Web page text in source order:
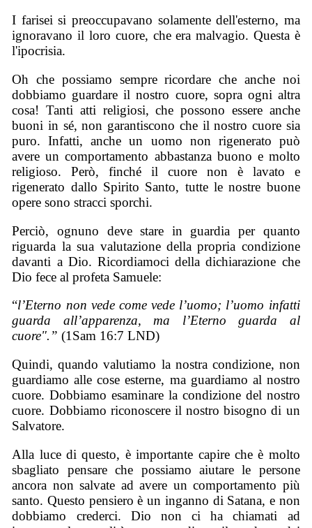
I farisei si preoccupavano solamente dell'esterno, ma
ignoravano il loro cuore, che era malvagio. Questa è
l'ipocrisia.
Oh che possiamo sempre ricordare che anche noi
dobbiamo guardare il nostro cuore, sopra ogni altra
cosa! Tanti atti religiosi, che possono essere anche
buoni in sé, non garantiscono che il nostro cuore sia
puro. Infatti, anche un uomo non rigenerato può
avere un comportamento abbastanza buono e molto
religioso. Però, finché il cuore non è lavato e
rigenerato dallo Spirito Santo, tutte le nostre buone
opere sono stracci sporchi.
Perciò, ognuno deve stare in guardia per quanto
riguarda la sua valutazione della propria condizione
davanti a Dio. Ricordiamoci della dichiarazione che
Dio fece al profeta Samuele:
“l’Eterno non vede come vede l’uomo; l’uomo infatti
guarda all’apparenza, ma l’Eterno guarda al
cuore".” (1Sam 16:7 LND)
Quindi, quando valutiamo la nostra condizione, non
guardiamo alle cose esterne, ma guardiamo al nostro
cuore. Dobbiamo esaminare la condizione del nostro
cuore. Dobbiamo riconoscere il nostro bisogno di un
Salvatore.
Alla luce di questo, è importante capire che è molto
sbagliato pensare che possiamo aiutare le persone
ancora non salvate ad avere un comportamento più
santo. Questo pensiero è un inganno di Satana, e non
dobbiamo crederci. Dio non ci ha chiamati ad